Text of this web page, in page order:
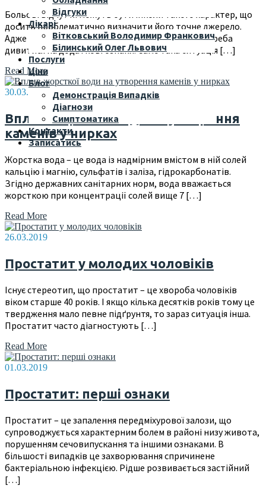
Відгуки
Лікарі
Вітковський Володимир Франкович
Білинський Олег Львович
Послуги
Ціни
Блог
Демонстрація Випадків
Діагнози
Симптоматика
Контакти
Записатись
Больові відчуття можуть бути інколи такого характер, що
досить проблематично визначити його точне джерело.
Адже схожа локалізація може вводити в оману і треба
дивитися на додаткові ознаки. Саме така ситуація […]
Read More
30.03.2019
Вплив жорсткої води на утворення
каменів у нирках
Жорстка вода – це вода із надмірним вмістом в ній солей
кальцію і магнію, сульфатів і заліза, гідрокарбонатів.
Згідно державних санітарних норм, вода вважається
жорсткою при концентрації солей вище 7 […]
Read More
26.03.2019
Простатит у молодих чоловіків
Існує стереотип, що простатит – це хвороба чоловіків
віком старше 40 років. І якщо кілька десятків років тому це
твердження мало певне підґрунтя, то зараз ситуація інша.
Простатит часто діагностують […]
Read More
01.03.2019
Простатит: перші ознаки
Простатит – це запалення передміхурової залози, що
супроводжується характерним болем в районі низу живота,
порушенням сечовипускання та іншими ознаками. В
більшості випадків це захворювання спричинене
бактеріальною інфекцією. Рідше розвивається застійний
[…]